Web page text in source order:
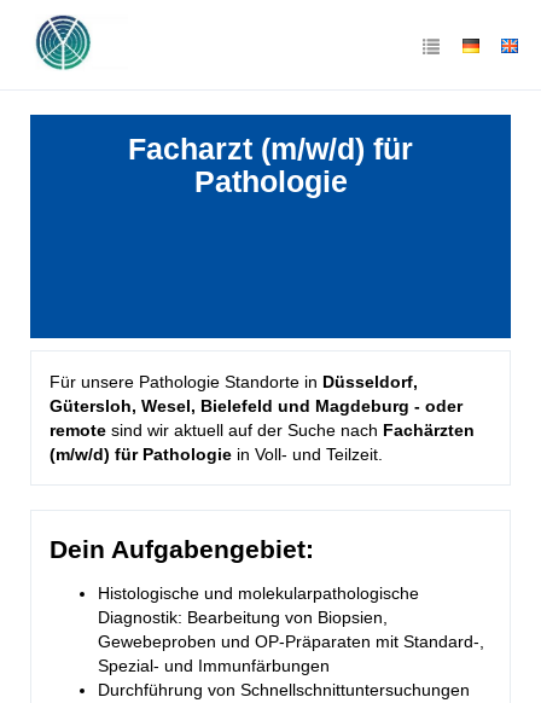
Facharzt (m/w/d) für
Pathologie
Für unsere Pathologie Standorte in Düsseldorf,
Gütersloh, Wesel, Bielefeld und Magdeburg - oder
remote sind wir aktuell auf der Suche nach Fachärzten
(m/w/d) für Pathologie in Voll- und Teilzeit.
Dein Aufgabengebiet:
Histologische und molekularpathologische
Diagnostik: Bearbeitung von Biopsien,
Gewebeproben und OP-Präparaten mit Standard-,
Spezial- und Immunfärbungen
Durchführung von Schnellschnittuntersuchungen